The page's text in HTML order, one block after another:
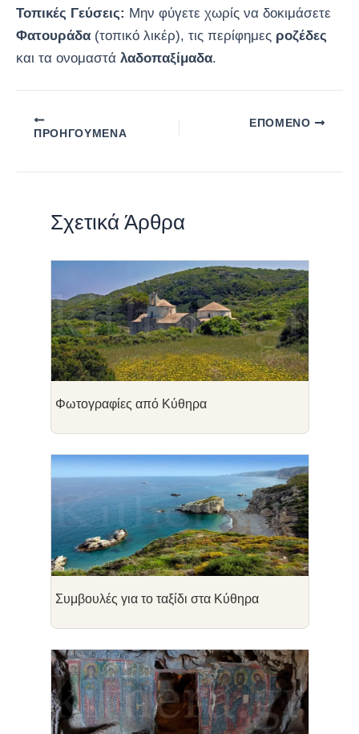
Τοπικές Γεύσεις: Μην φύγετε χωρίς να δοκιμάσετε
Φατουράδα (τοπικό λικέρ), τις περίφημες ροζέδες
και τα ονομαστά λαδοπαξίμαδα.
ΠΡΟΗΓΟΎΜΕΝΑ
ΕΠΌΜΕΝΟ
Σχετικά Άρθρα
Φωτογραφίες από Κύθηρα
Συμβουλές για το ταξίδι στα Κύθηρα